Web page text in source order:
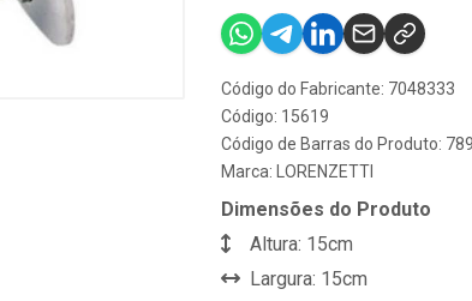
Código do Fabricante: 7048333
Código: 15619
Código de Barras do Produto:
Marca:
LORENZETTI
Dimensões do Produto
Altura: 15cm
Largura: 15cm